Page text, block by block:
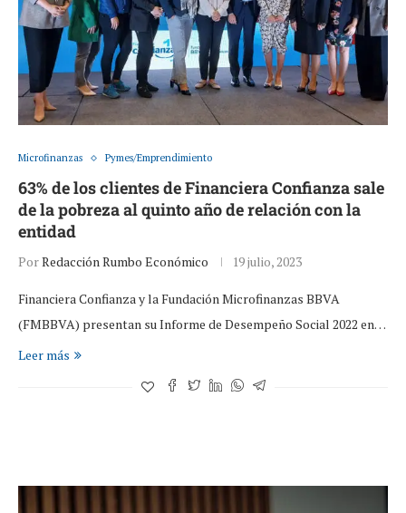
Microfinanzas Pymes/Emprendimiento
63% de los clientes de Financiera Confianza sale
de la pobreza al quinto año de relación con la
entidad
PorRedacción Rumbo Económico 19 julio, 2023
Financiera Confianza y la Fundación Microfinanzas BBVA
(FMBBVA) presentan su Informe de Desempeño Social 2022 en…
Leer más